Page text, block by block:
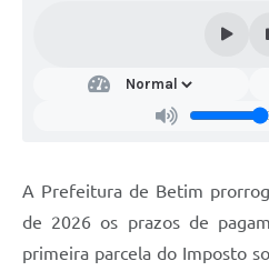
A Prefeitura de Betim
de 2026 os prazos de
primeira parcela do Imposto